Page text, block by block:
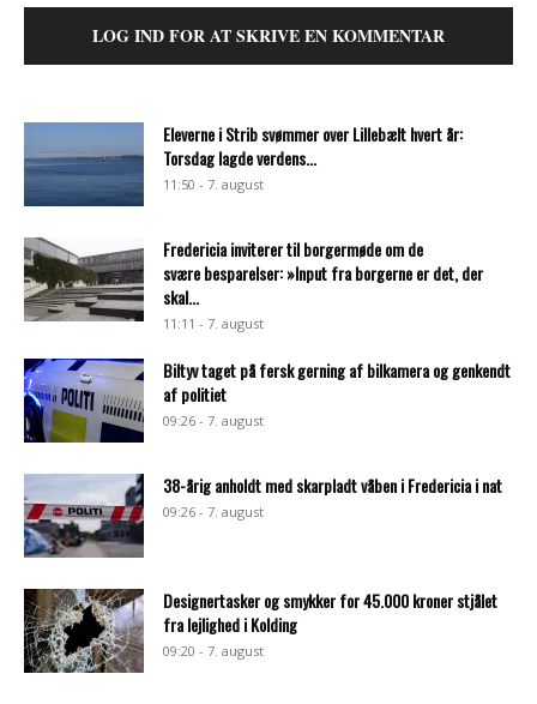
LOG IND FOR AT SKRIVE EN KOMMENTAR
Eleverne i Strib svømmer over Lillebælt hvert år:
Torsdag lagde verdens...
11:50 - 7. august
Fredericia inviterer til borgermøde om de
svære besparelser: »Input fra borgerne er det, der
skal...
11:11 - 7. august
Biltyv taget på fersk gerning af bilkamera og genkendt
af politiet
09:26 - 7. august
38-årig anholdt med skarpladt våben i Fredericia i nat
09:26 - 7. august
Designertasker og smykker for 45.000 kroner stjålet
fra lejlighed i Kolding
09:20 - 7. august